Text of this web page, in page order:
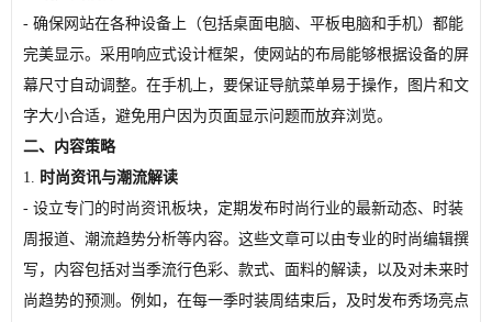
- 确保网站在各种设备上（包括桌面电脑、平板电脑和手机）都能
完美显示。采用响应式设计框架，使网站的布局能够根据设备的屏
幕尺寸自动调整。在手机上，要保证导航菜单易于操作，图片和文
字大小合适，避免用户因为页面显示问题而放弃浏览。
二、内容策略
1. 时尚资讯与潮流解读
- 设立专门的时尚资讯板块，定期发布时尚行业的最新动态、时装
周报道、潮流趋势分析等内容。这些文章可以由专业的时尚编辑撰
写，内容包括对当季流行色彩、款式、面料的解读，以及对未来时
尚趋势的预测。例如，在每一季时装周结束后，及时发布秀场亮点